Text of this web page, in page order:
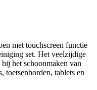
met touchscreen functie
set. Het veelzijdige
het schoonmaken van
toetsenborden, tablets en